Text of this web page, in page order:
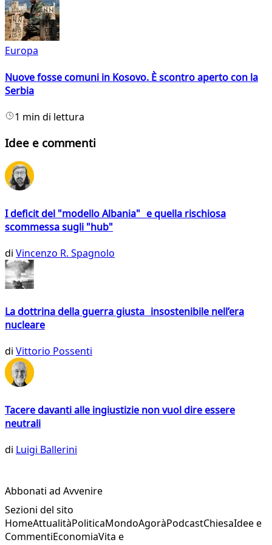
Europa
Nuove fosse comuni in Kosovo. È scontro aperto con la
Serbia
1 min di lettura
Idee e commenti
I deficit del "modello Albania" e quella rischiosa
scommessa sugli "hub"
di Vincenzo R. Spagnolo
La dottrina della guerra giusta insostenibile nell’era
nucleare
di Vittorio Possenti
Tacere davanti alle ingiustizie non vuol dire essere
neutrali
di Luigi Ballerini
Abbonati ad Avvenire
Sezioni del sito
HomeAttualitàPoliticaMondoAgoràPodcastChiesaIdee e
CommentiEconomiaVita e